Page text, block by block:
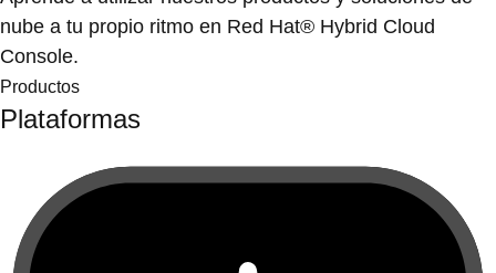
nube a tu propio ritmo en Red Hat® Hybrid Cloud
Console.
Productos
Plataformas